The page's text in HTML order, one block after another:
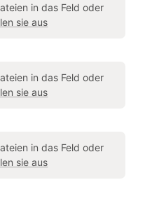
in das Feld oder
sie aus
in das Feld oder
sie aus
in das Feld oder
sie aus